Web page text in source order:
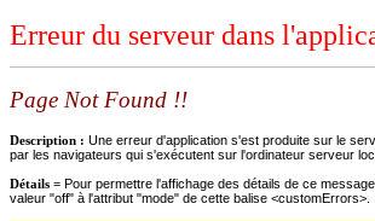
Erreur du serveur dans
Page Not Found !!
Description : Une erreur d'application s'est produite sur le
par les navigateurs qui s'exécutent sur l'ordinateur serveur
Détails = Pour permettre l'affichage des détails de ce
valeur "off" à l'attribut "mode" de cette balise <customErrors>.